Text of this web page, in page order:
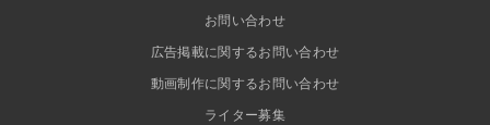
お問い合わせ
広告掲載に関するお問い合わせ
動画制作に関するお問い合わせ
ライター募集